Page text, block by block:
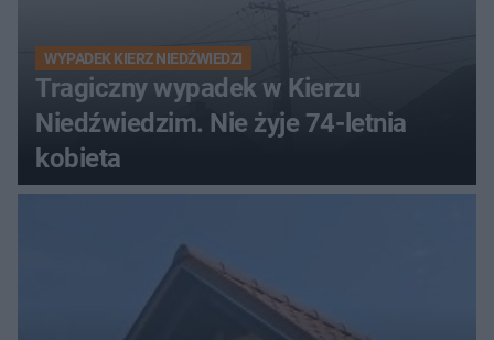
WYPADEK KIERZ NIEDŹWIEDZI
Tragiczny wypadek w Kierzu
Niedźwiedzim. Nie żyje 74-letnia
kobieta